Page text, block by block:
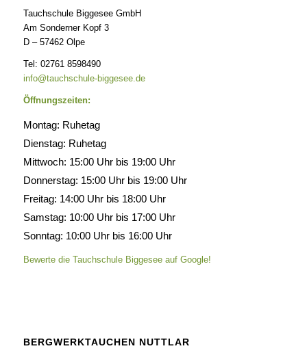
Tauchschule Biggesee GmbH
Am Sonderner Kopf 3
D – 57462 Olpe
Tel: 02761 8598490
info@tauchschule-biggesee.de
Öffnungszeiten:
Montag: Ruhetag
Dienstag: Ruhetag
Mittwoch: 15:00 Uhr bis 19:00 Uhr
Donnerstag: 15:00 Uhr bis 19:00 Uhr
Freitag: 14:00 Uhr bis 18:00 Uhr
Samstag: 10:00 Uhr bis 17:00 Uhr
Sonntag: 10:00 Uhr bis 16:00 Uhr
Bewerte die Tauchschule Biggesee auf Google!
BERGWERKTAUCHEN NUTTLAR